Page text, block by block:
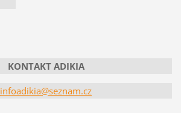
KONTAKT ADIKIA
infoadikia@seznam.cz